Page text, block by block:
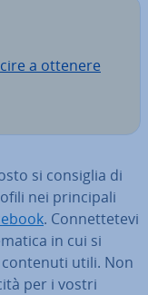
a ottenere
si consiglia di
nei prin­ci­pa­li
. Con­net­te­te­vi
in cui si
utili. Non
per i vostri